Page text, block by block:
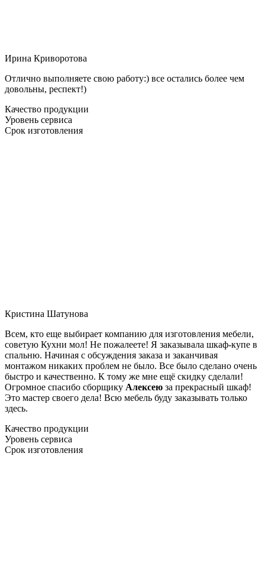
Ирина Криворотова
Отлично выполняете свою работу:) все остались более чем
довольны, респект!)
Качество продукции
Уровень сервиса
Срок изготовления
Кристина Шатунова
Всем, кто еще выбирает компанию для изготовления мебели,
советую Кухни мол! Не пожалеете! Я заказывала шкаф-купе в
спальню. Начиная с обсуждения заказа и заканчивая
монтажом никаких проблем не было. Все было сделано очень
быстро и качественно. К тому же мне ещё скидку сделали!
Огромное спасибо сборщику Алексею за прекрасный шкаф!
Это мастер своего дела! Всю мебель буду заказывать только
здесь.
Качество продукции
Уровень сервиса
Срок изготовления